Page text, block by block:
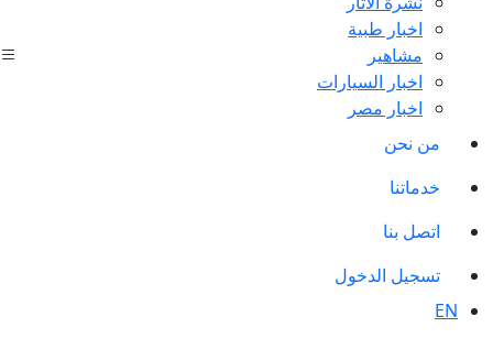
اخبار طبية
مشاهير
اخبار السيارات
اخبار مصر
من نحن
خدماتنا
اتصل بنا
تسجيل الدخول
EN